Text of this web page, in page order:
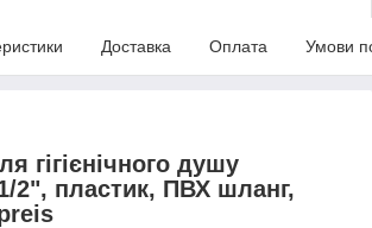
Доставка Оплата Умови
гігієнічного душу
2", пластик, ПВХ шланг,